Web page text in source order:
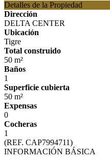
Detalles de la Propiedad
Dirección
DELTA CENTER
Ubicación
Tigre
Total construido
50 m²
Baños
1
Superficie cubierta
50 m²
Expensas
0
Cocheras
1
(REF. CAP7994711)
INFORMACIÓN BÁSICA